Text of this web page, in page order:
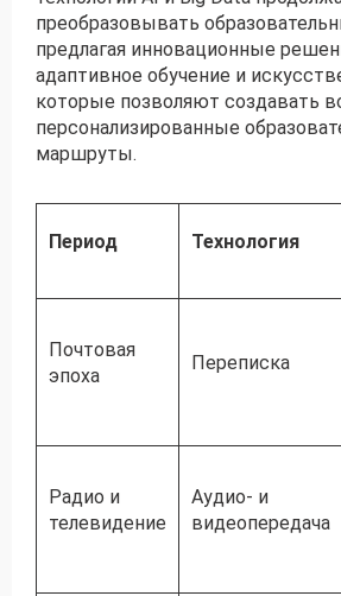
преобразовывать
предлагая инновационные
адаптивное обучение и
которые позволяют создавать
персонализированные
маршруты.
Период Технология
Почтовая
эпоха
Переписка
Радио и
телевидение
Аудио- и
видеопередача